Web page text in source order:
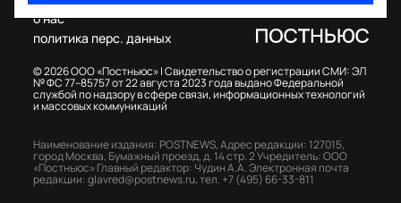
© 2026 ООО «Постньюс» |Свидетельство о регистрации СМИ: ЭЛ
№ ФС 77–85757 от 22 августа 2023 года выдано Федеральной
службой по надзору в сфере связи, информационных технологий
и массовых коммуникаций
о нас
политика перс. данных
Наименование издания: POSTNEWS,Адрес редакции: 127015,
город Москва, Бумажный проезд, д. 14 стр. 2Учредитель: ООО
«Постньюс» Главный редактор: Чудин А.А.Электронная почта
редакции:glavred@postnews.ru,тел. +7 (495) 66-33-811